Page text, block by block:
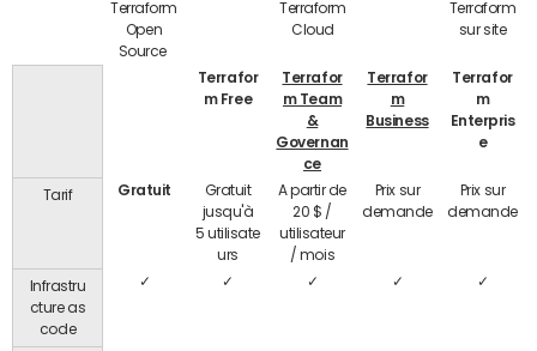
Terraform
Open
Source
Terraform
Cloud
Terraform
sur site
Terrafor
m Free
Terrafor
m Team
&
Governan
ce
Terrafor
m
Business
Terrafor
m
Enterpris
e
Tarif Gratuit
Gratuit
jusqu'à
5 utilisate
urs
A partir de
20 $ /
utilisateur
/ mois
Prix sur
demande
Prix sur
demande
Infrastru
cture as
code
✓ ✓ ✓ ✓ ✓